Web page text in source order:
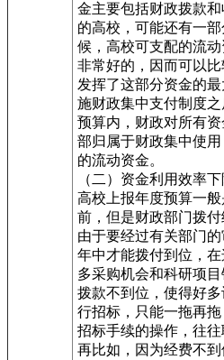
金主要包括财政拨款
的高校，可能还有一
候，高校可支配的流
非常好的，因而可以比
发挥了这部分资金的
施财政集中支付制度
预算内，财政对所有
部归属于财政集中使
的流动资金。
（二）资金利用效率下
高校上报年度预算一
前，但是财政部门拨付
由于要经过有关部门
年中才能拨付到位，
多采购机会和科研项
拨款不到位，使得好
行招标，只能一拖再
招标手续的操作，往往
再比如，因为经费不